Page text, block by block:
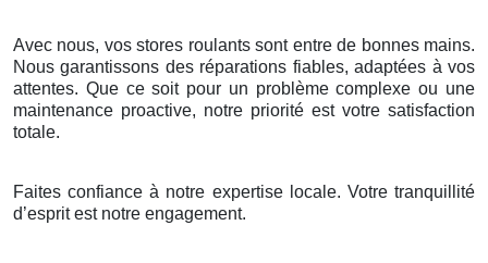
Avec nous, vos stores roulants sont entre de bonnes mains.
Nous garantissons des réparations fiables, adaptées à vos
attentes. Que ce soit pour un problème complexe ou une
maintenance proactive, notre priorité est votre satisfaction
totale.
Faites confiance à notre expertise locale. Votre tranquillité
d’esprit est notre engagement.